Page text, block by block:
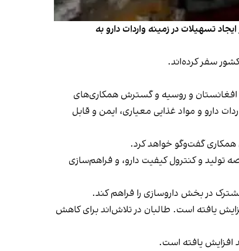
تسهیلات در زمینه واردات دارو به
سفر کرده‌اند.
دوجانبه میان افغانستان و روسیه و گسترش همکاری‌های
دارو و مواد غذایی معیاری، ایمن و قابل
همکاری گفت‌وگو خواهد کرد.
تولید و کنترول کیفیت دارو، و فراهم‌سازی
در بخش داروسازی را فراهم کند.
یافته است. طالبان در تلاش‌اند برای کاهش